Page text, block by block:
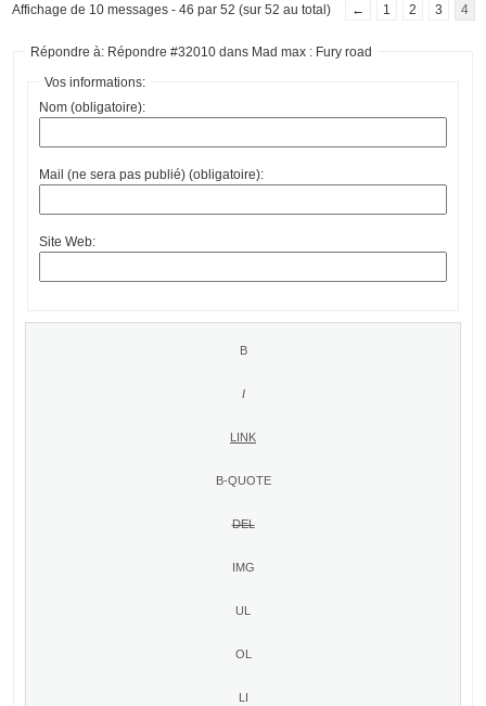
Affichage de 10 messages - 46 par 52 (sur 52 au total) ← 1 2 3 4
Répondre à: Répondre #32010 dans Mad max : Fury road
Vos informations:
Nom (obligatoire):
Mail (ne sera pas publié) (obligatoire):
Site Web: